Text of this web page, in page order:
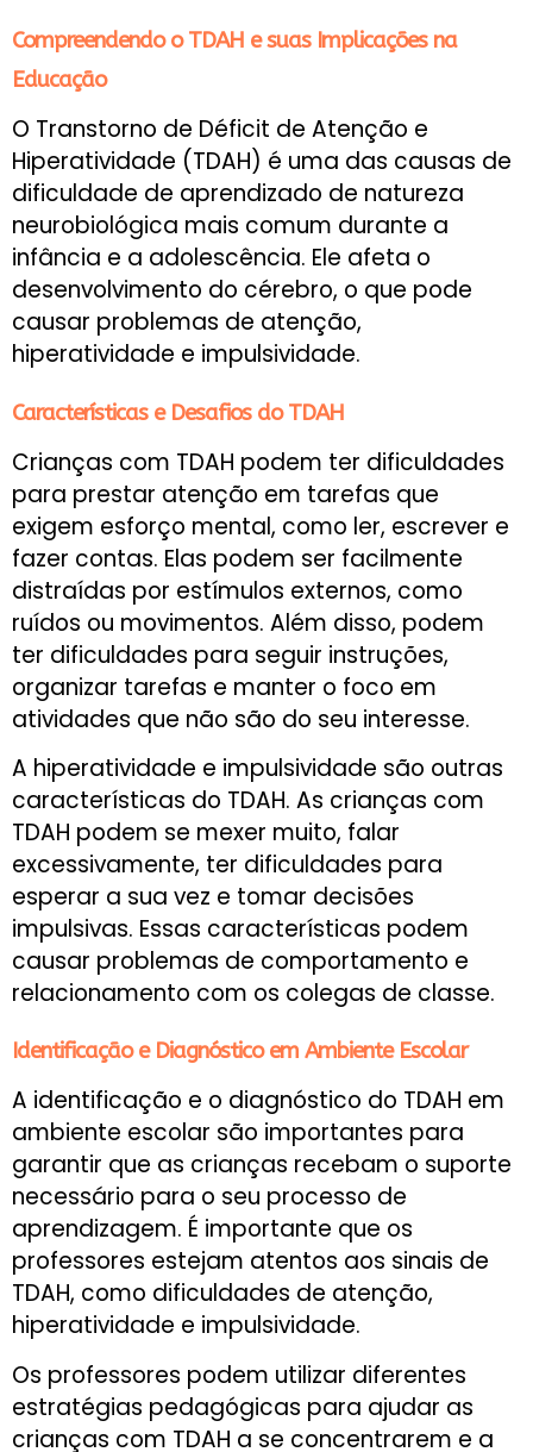
Compreendendo o TDAH e suas Implicações na
Educação
O Transtorno de Déficit de Atenção e
Hiperatividade (TDAH) é uma das causas de
dificuldade de aprendizado de natureza
neurobiológica mais comum durante a
infância e a adolescência. Ele afeta o
desenvolvimento do cérebro, o que pode
causar problemas de atenção,
hiperatividade e impulsividade.
Características e Desafios do TDAH
Crianças com TDAH podem ter dificuldades
para prestar atenção em tarefas que
exigem esforço mental, como ler, escrever e
fazer contas. Elas podem ser facilmente
distraídas por estímulos externos, como
ruídos ou movimentos. Além disso, podem
ter dificuldades para seguir instruções,
organizar tarefas e manter o foco em
atividades que não são do seu interesse.
A hiperatividade e impulsividade são outras
características do TDAH. As crianças com
TDAH podem se mexer muito, falar
excessivamente, ter dificuldades para
esperar a sua vez e tomar decisões
impulsivas. Essas características podem
causar problemas de comportamento e
relacionamento com os colegas de classe.
Identificação e Diagnóstico em Ambiente Escolar
A identificação e o diagnóstico do TDAH em
ambiente escolar são importantes para
garantir que as crianças recebam o suporte
necessário para o seu processo de
aprendizagem. É importante que os
professores estejam atentos aos sinais de
TDAH, como dificuldades de atenção,
hiperatividade e impulsividade.
Os professores podem utilizar diferentes
estratégias pedagógicas para ajudar as
crianças com TDAH a se concentrarem e a